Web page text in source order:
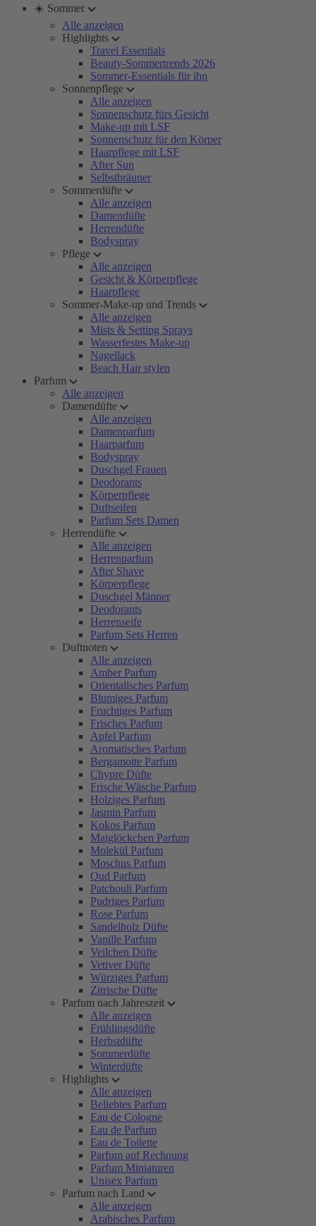
☀️ Sommer
Alle anzeigen
Highlights
Travel Essentials
Beauty-Sommertrends 2026
Sommer-Essentials für ihn
Sonnenpflege
Alle anzeigen
Sonnenschutz fürs Gesicht
Make-up mit LSF
Sonnenschutz für den Körper
Haarpflege mit LSF
After Sun
Selbstbräuner
Sommerdüfte
Alle anzeigen
Damendüfte
Herrendüfte
Bodyspray
Pflege
Alle anzeigen
Gesicht & Körperpflege
Haarpflege
Sommer-Make-up und Trends
Alle anzeigen
Mists & Setting Sprays
Wasserfestes Make-up
Nagellack
Beach Hair stylen
Parfum
Alle anzeigen
Damendüfte
Alle anzeigen
Damenparfum
Haarparfum
Bodyspray
Duschgel Frauen
Deodorants
Körperpflege
Duftseifen
Parfum Sets Damen
Herrendüfte
Alle anzeigen
Herrenparfum
After Shave
Körperpflege
Duschgel Männer
Deodorants
Herrenseife
Parfum Sets Herren
Duftnoten
Alle anzeigen
Amber Parfum
Orientalisches Parfum
Blumiges Parfum
Fruchtiges Parfum
Frisches Parfum
Apfel Parfum
Aromatisches Parfum
Bergamotte Parfum
Chypre Düfte
Frische Wäsche Parfum
Holziges Parfum
Jasmin Parfum
Kokos Parfum
Maiglöckchen Parfum
Molekül Parfum
Moschus Parfum
Oud Parfum
Patchouli Parfum
Pudriges Parfum
Rose Parfum
Sandelholz Düfte
Vanille Parfum
Veilchen Düfte
Vetiver Düfte
Würziges Parfum
Zitrische Düfte
Parfum nach Jahreszeit
Alle anzeigen
Frühlingsdüfte
Herbstdüfte
Sommerdüfte
Winterdüfte
Highlights
Alle anzeigen
Beliebtes Parfum
Eau de Cologne
Eau de Parfum
Eau de Toilette
Parfum auf Rechnung
Parfum Miniaturen
Unisex Parfum
Parfum nach Land
Alle anzeigen
Arabisches Parfum